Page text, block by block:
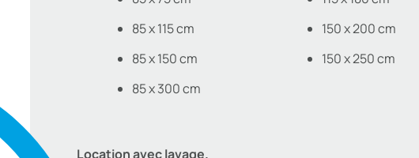
85 x 115 cm
85 x 150 cm
85 x 300 cm
150 x 200 cm
150 x 250 cm
Location avec lavage.